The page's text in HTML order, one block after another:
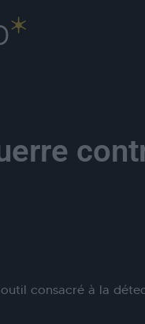
outil consacré à la